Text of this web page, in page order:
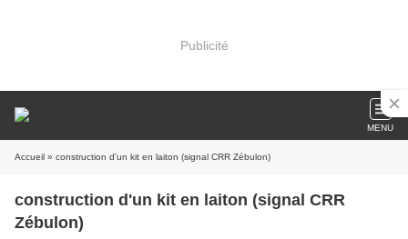
Publicité
MENU
Accueil » construction d'un kit en laiton (signal CRR Zébulon)
construction d'un kit en laiton (signal CRR
Zébulon)